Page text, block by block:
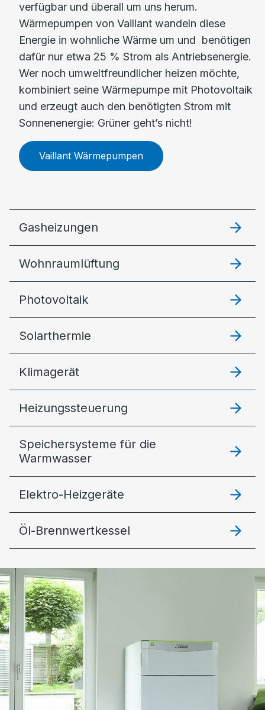
verfügbar und überall um uns herum.
Wärmepumpen von Vaillant wandeln diese
Energie in wohnliche Wärme um und benötigen
dafür nur etwa 25 % Strom als Antriebsenergie.
Wer noch umweltfreundlicher heizen möchte,
kombiniert seine Wärmepumpe mit Photovoltaik
und erzeugt auch den benötigten Strom mit
Sonnenenergie: Grüner geht’s nicht!
Vaillant Wärmepumpen
Gasheizungen
Wohnraumlüftung
Photovoltaik
Solarthermie
Klimagerät
Heizungssteuerung
Speichersysteme für die
Warmwasser
Elektro-Heizgeräte
Öl-Brennwertkessel